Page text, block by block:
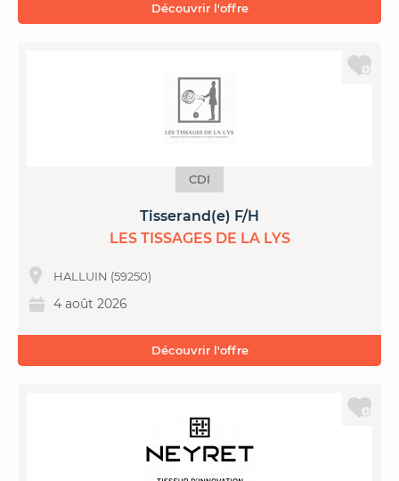
Découvrir l'offre
CDI
Tisserand(e) F/H
LES TISSAGES DE LA LYS
HALLUIN (59250)
4 août 2026
Découvrir l'offre